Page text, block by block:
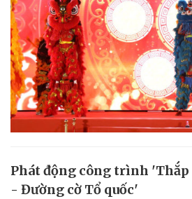
Phát động công trình 'Thắp
- Đường cờ Tổ quốc'